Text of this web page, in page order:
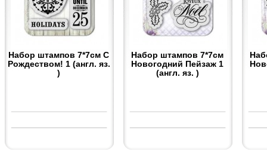
Набор штампов 7*7см С
Рождеством! 1 (англ. яз.
)
Набор штампов 7*7см
Новогодний Пейзаж 1
(англ. яз. )